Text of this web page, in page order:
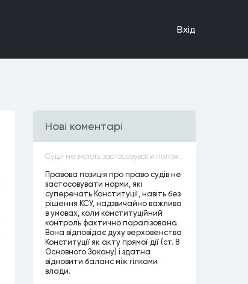
Вхiд
Нові коментарі
Суди не мають застосовувати положення законів, які не відповідають Конституції, незалежно від того, чи визнавалися вони Конституційним Судом України неконституційними, тобто закони, що суперечать Конституції України не можуть застосовуватися навіть у випадках, коли вони є чинними
Правова позиція про право судів не
застосовувати норми, які
суперечать Конституції, навіть без
рішення КСУ, надзвичайно важлива
в умовах, коли конституційний
контроль фактично паралізовано.
Вона відповідає духу верховенства
Конституції як акту прямої дії (ст. 8
Основного Закону) і здатна
відновити баланс між гілками
влади.